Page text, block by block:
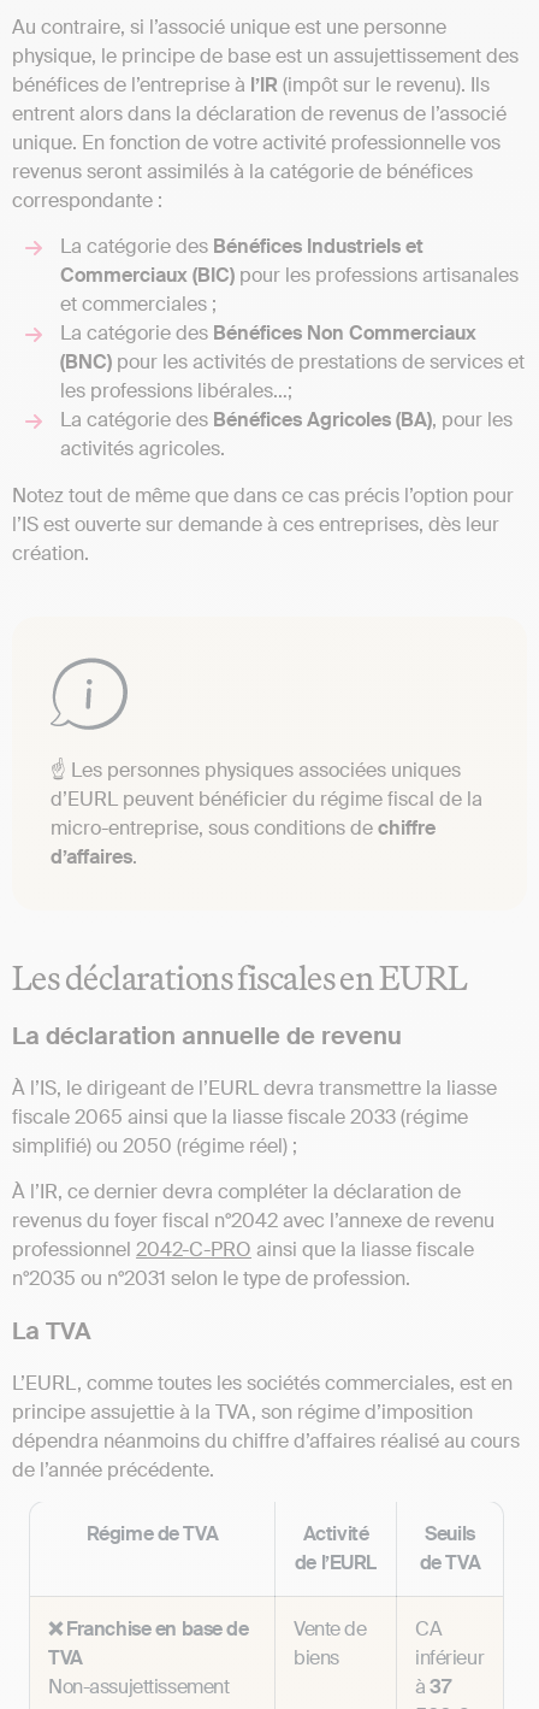
Au contraire, si l’associé unique est une personne
physique, le principe de base est un assujettissement des
bénéfices de l’entreprise à l’IR(impôt sur le revenu). Ils
entrent alors dans la déclaration de revenus de l’associé
unique. En fonction de votre activité professionnelle vos
revenus seront assimilés à la catégorie de bénéfices
correspondante :
La catégorie des Bénéfices Industriels et
Commerciaux (BIC) pour les professions artisanales
et commerciales ;
La catégorie des Bénéfices Non Commerciaux
(BNC) pour les activités de prestations de services et
les professions libérales…;
La catégorie des Bénéfices Agricoles (BA), pour les
activités agricoles.
Notez tout de même que dans ce cas précis l’option pour
l’IS est ouverte sur demande à ces entreprises, dès leur
création.
☝ Les personnes physiques associées uniques
d’EURL peuvent bénéficier du régime fiscal de la
micro-entreprise, sous conditions dechiffre
d’affaires.
Les déclarations fiscales en EURL
La déclaration annuelle de revenu
À l’IS, le dirigeant de l’EURL devra transmettre la liasse
fiscale 2065 ainsi que la liasse fiscale 2033 (régime
simplifié) ou 2050 (régime réel) ;
À l’IR, ce dernier devra compléter la déclaration de
revenus du foyer fiscal n°2042 avec l’annexe de revenu
professionnel 2042-C-PRO ainsi que la liasse fiscale
n°2035 ou n°2031 selon le type de profession.
La TVA
L’EURL, comme toutes les sociétés commerciales, est en
principe assujettie à la TVA, son régime d’imposition
dépendra néanmoins du chiffre d’affaires réalisé au cours
de l’année précédente.
Régime de TVA
Activité
de l’EURL
Seuils
de TVA
❌ Franchise en base de
TVA
Non-assujettissement
Vente de
biens
CA
inférieur
à37